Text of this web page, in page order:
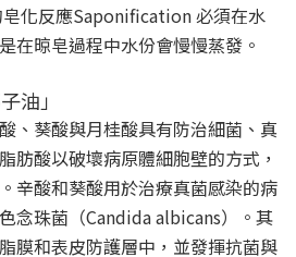
化反應Saponification 必須在水
在晾皂過程中水份會慢慢蒸發。
油」
、葵酸與月桂酸具有防治細菌、真
肪酸以破壞病原體細胞壁的方式，
辛酸和葵酸用於治療真菌感染的病
念珠菌（Candida albicans）。其
膜和表皮防護層中，並發揮抗菌與